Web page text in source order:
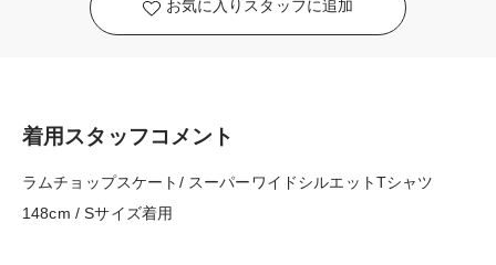
お気に入りスタッフに追加
着用スタッフコメント
ラムチョップスケート/ スーパーワイドシルエットTシャツ
148cm / Sサイズ着用